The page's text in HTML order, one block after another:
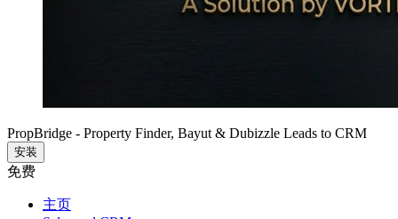
PropBridge - Property Finder, Bayut & Dubizzle Leads to CRM
安装
免费
主页